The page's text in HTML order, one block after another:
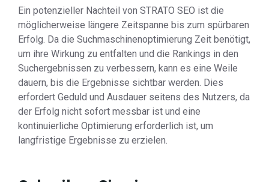
Ein potenzieller Nachteil von STRATO SEO ist die
möglicherweise längere Zeitspanne bis zum spürbaren
Erfolg. Da die Suchmaschinenoptimierung Zeit benötigt,
um ihre Wirkung zu entfalten und die Rankings in den
Suchergebnissen zu verbessern, kann es eine Weile
dauern, bis die Ergebnisse sichtbar werden. Dies
erfordert Geduld und Ausdauer seitens des Nutzers, da
der Erfolg nicht sofort messbar ist und eine
kontinuierliche Optimierung erforderlich ist, um
langfristige Ergebnisse zu erzielen.